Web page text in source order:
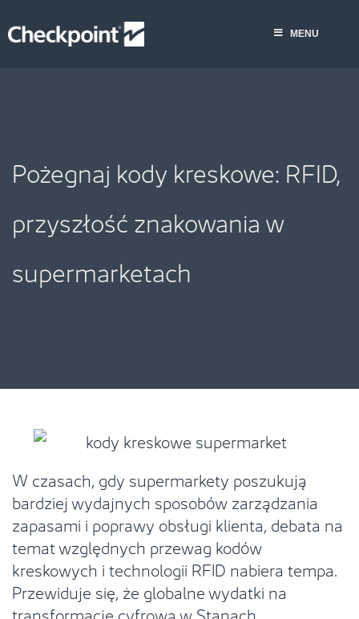
to
MENU
Pożegnaj kody kreskowe: RFID,
przyszłość znakowania w
supermarketach
W czasach, gdy supermarkety poszukują
bardziej wydajnych sposobów zarządzania
zapasami i poprawy obsługi klienta, debata na
temat względnych przewag kodów
kreskowych i technologii RFID nabiera tempa.
Przewiduje się, że globalne wydatki na
transformację cyfrową w Stanach